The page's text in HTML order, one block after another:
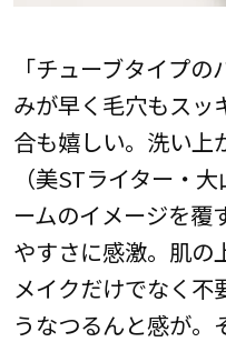
「チューブタイプ
みが早く毛穴もスッ
合も嬉しい。洗い上
（美STライター・
ームのイメージを覆
やすさに感激。肌の
メイクだけでなく不
うなつるんと感が